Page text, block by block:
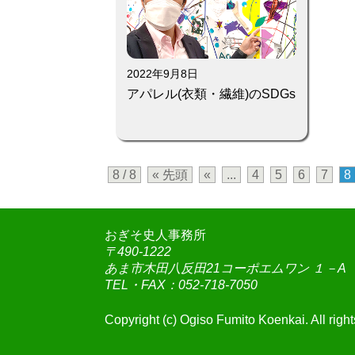
2022年9月8日
アパレル(衣類・繊維)のSDGs
8 / 8 « 先頭 « ... 4 5 6 7 8
おぎそ史人事務所
〒490-1222
あま市木田八反田21コーポエムワン １－A
TEL・FAX：052-718-7050
Copyright (c) Ogiso Fumito Koenkai. All